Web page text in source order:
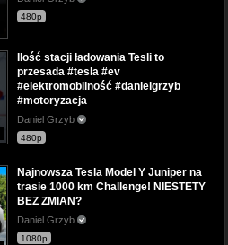
480p
Ilość stacji ładowania Tesli to
przesada #tesla #ev
#elektromobilność #danielgrzyb
#motoryzacja
Daniel Grzyb
480p
Najnowsza Tesla Model Y Juniper na
trasie 1000 km Challenge! NIESTETY
BEZ ZMIAN?
Daniel Grzyb
1080p